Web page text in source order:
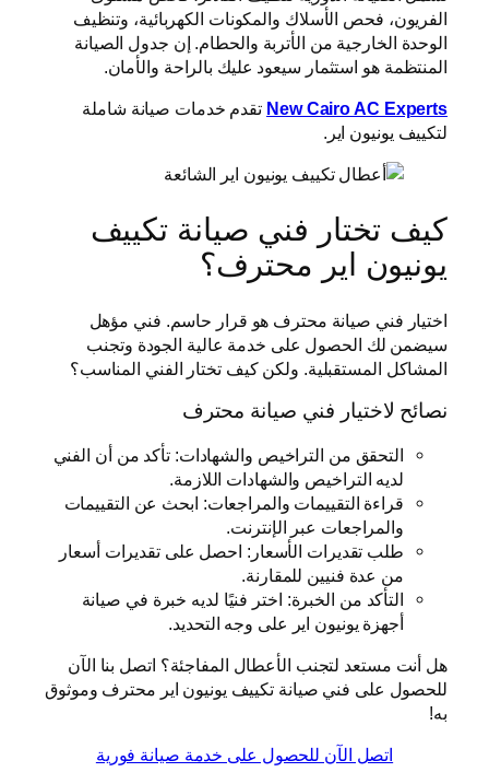
الفريون، فحص الأسلاك والمكونات الكهربائية، وتنظيف
الوحدة الخارجية من الأتربة والحطام. إن جدول الصيانة
المنتظمة هو استثمار سيعود عليك بالراحة والأمان.
New Cairo AC Experts تقدم خدمات صيانة شاملة
لتكييف يونيون اير.
كيف تختار فني صيانة تكييف
يونيون اير محترف؟
اختيار فني صيانة محترف هو قرار حاسم. فني مؤهل
سيضمن لك الحصول على خدمة عالية الجودة وتجنب
المشاكل المستقبلية. ولكن كيف تختار الفني المناسب؟
نصائح لاختيار فني صيانة محترف
التحقق من التراخيص والشهادات: تأكد من أن الفني
لديه التراخيص والشهادات اللازمة.
قراءة التقييمات والمراجعات: ابحث عن التقييمات
والمراجعات عبر الإنترنت.
طلب تقديرات الأسعار: احصل على تقديرات أسعار
من عدة فنيين للمقارنة.
التأكد من الخبرة: اختر فنيًا لديه خبرة في صيانة
أجهزة يونيون اير على وجه التحديد.
هل أنت مستعد لتجنب الأعطال المفاجئة؟ اتصل بنا الآن
للحصول على فني صيانة تكييف يونيون اير محترف وموثوق
به!
اتصل الآن للحصول على خدمة صيانة فورية